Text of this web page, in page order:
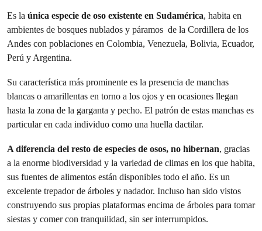
Es la única especie de oso existente en Sudamérica, habita en
ambientes de bosques nublados y páramos de la Cordillera de los
Andes con poblaciones en Colombia, Venezuela, Bolivia, Ecuador,
Perú y Argentina.
Su característica más prominente es la presencia de manchas
blancas o amarillentas en torno a los ojos y en ocasiones llegan
hasta la zona de la garganta y pecho. El patrón de estas manchas es
particular en cada individuo como una huella dactilar.
A diferencia del resto de especies de osos, no hibernan, gracias
a la enorme biodiversidad y la variedad de climas en los que habita,
sus fuentes de alimentos están disponibles todo el año. Es un
excelente trepador de árboles y nadador. Incluso han sido vistos
construyendo sus propias plataformas encima de árboles para tomar
siestas y comer con tranquilidad, sin ser interrumpidos.